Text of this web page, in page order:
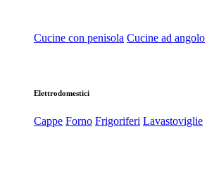
Cucine con penisola Cucine ad angolo
Elettrodomestici
Cappe Forno Frigoriferi Lavastoviglie